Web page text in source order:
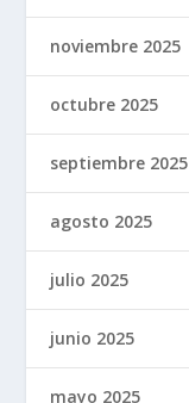
noviembre 2025
octubre 2025
septiembre 2025
agosto 2025
julio 2025
junio 2025
mayo 2025